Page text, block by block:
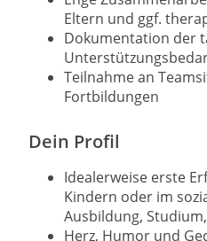
Eltern und ggf.
Dokumentation der
Teilnahme an
Fortbildungen
Dein Profil
Idealerweise erste
Kindern oder im
Ausbildung, Studium,
Herz, Humor und